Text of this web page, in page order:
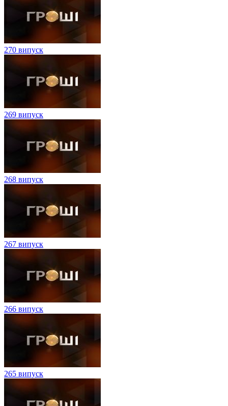
270 випуск
269 випуск
268 випуск
267 випуск
266 випуск
265 випуск